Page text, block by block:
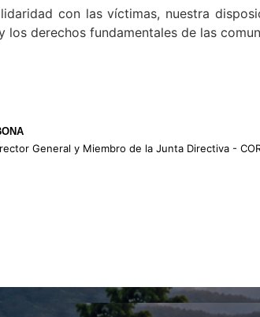
con las víctimas, nuestra
los derechos fundamentales de las
General y Miembro de la Junta Directiva -